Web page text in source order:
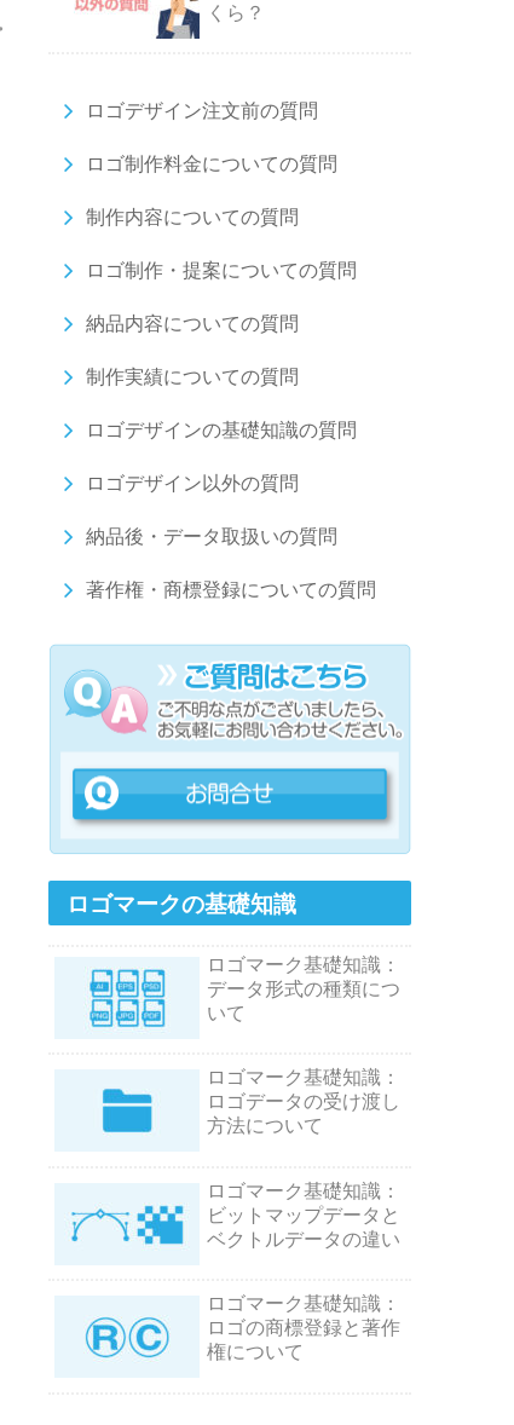
くら？
ロゴデザイン注文前の質問
ロゴ制作料金についての質問
制作内容についての質問
ロゴ制作・提案についての質問
納品内容についての質問
制作実績についての質問
ロゴデザインの基礎知識の質問
ロゴデザイン以外の質問
納品後・データ取扱いの質問
著作権・商標登録についての質問
ロゴマークの基礎知識
ロゴマーク基礎知識：
データ形式の種類につ
いて
ロゴマーク基礎知識：
ロゴデータの受け渡し
方法について
ロゴマーク基礎知識：
ビットマップデータと
ベクトルデータの違い
ロゴマーク基礎知識：
ロゴの商標登録と著作
権について